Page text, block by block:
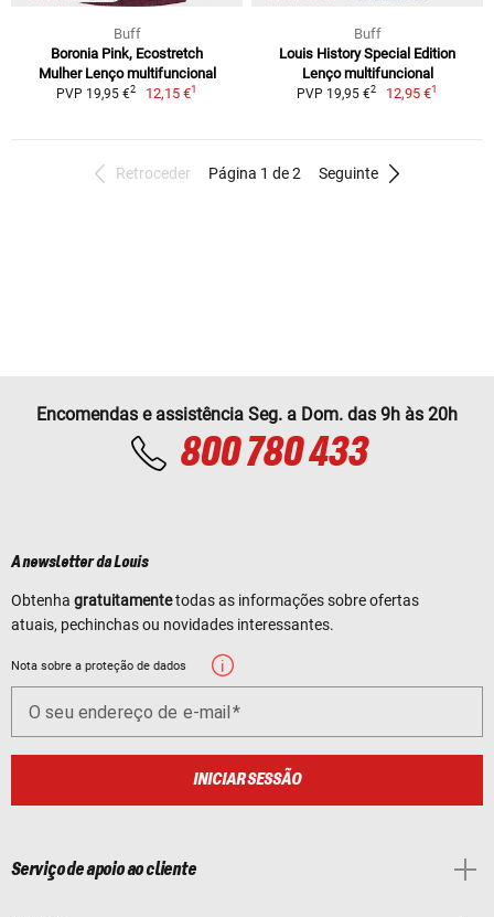
Buff
Boronia Pink, Ecostretch
Mulher Lenço multifuncional
PVP 19,95 €2 12,15 €1
Buff
Louis History Special Edition
Lenço multifuncional
PVP 19,95 €2 12,95 €1
Retroceder Página 1 de 2 Seguinte
Encomendas e assistência Seg. a Dom. das 9h às 20h
800 780 433
A newsletter da Louis
Obtenha gratuitamentetodas as informações sobre ofertas
atuais, pechinchas ou novidades interessantes.
Nota sobre a proteção de dados
O seu endereço de e-mail
INICIAR SESSÃO
Serviço de apoio ao cliente